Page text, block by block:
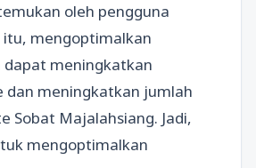
oleh pengguna
itu, mengoptimalkan
meningkatkan
dan meningkatkan jumlah
Sobat Majalahsiang. Jadi,
mengoptimalkan